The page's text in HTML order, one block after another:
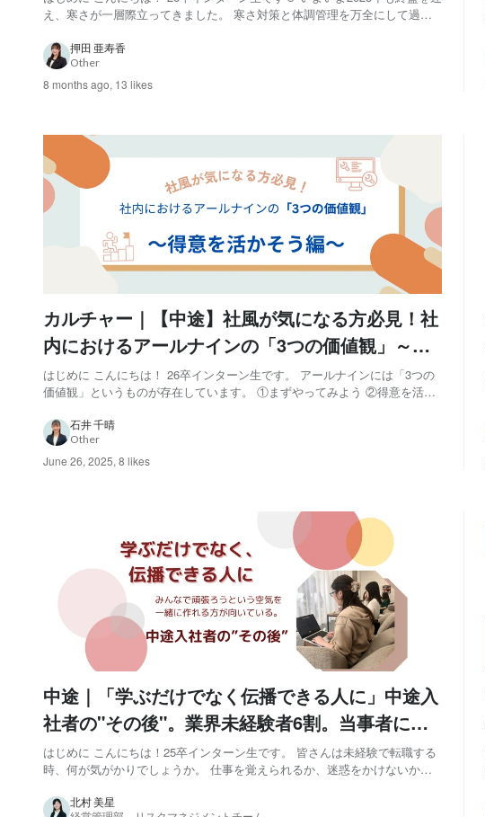
え、寒さが一層際立ってきました。 寒さ対策と体調管理を万全にして過ご
働ける世界を」 というMissionを体現するために3つのValueが存在します。
①顧客の期待を...
押田 亜寿香
Other
8 months ago, 13 likes
カルチャー｜【中途】社風が気になる方必見！社
内におけるアールナインの「3つの価値観」～得
意を活かそう編～
はじめに こんにちは！ 26卒インターン生です。 アールナインには「3つの
価値観」というものが存在しています。 ①まずやってみよう ②得意を活か
ナインはあだ名で呼び合う文化)が、 仕事をするうえで大切にしている行動
指針を自ら言語化したものです...
石井 千晴
Other
June 26, 2025, 8 likes
中途｜「学ぶだけでなく伝播できる人に」中途入
社者の"その後"。業界未経験者6割。当事者に聞
く社風、特色、仕事の覚え方
はじめに こんにちは！25卒インターン生です。 皆さんは未経験で転職する
時、何が気がかりでしょうか。 仕事を覚えられるか、迷惑をかけないか、
うか…。 私たちは企業の採用、人材育成を支援するアールナイン（2009年北村 美星